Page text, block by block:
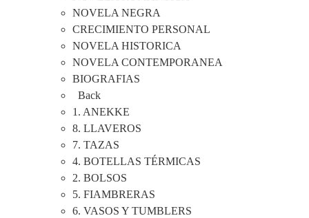
NOVELA NEGRA
CRECIMIENTO PERSONAL
NOVELA HISTORICA
NOVELA CONTEMPORANEA
BIOGRAFIAS
Back
1. ANEKKE
8. LLAVEROS
7. TAZAS
4. BOTELLAS TÉRMICAS
2. BOLSOS
5. FIAMBRERAS
6. VASOS Y TUMBLERS